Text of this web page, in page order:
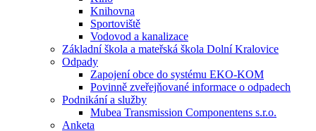
Knihovna
Sportoviště
Vodovod a kanalizace
Základní škola a mateřská škola Dolní Kralovice
Odpady
Zapojení obce do systému EKO-KOM
Povinně zveřejňované informace o odpadech
Podnikání a služby
Mubea Transmission Componentens s.r.o.
Anketa